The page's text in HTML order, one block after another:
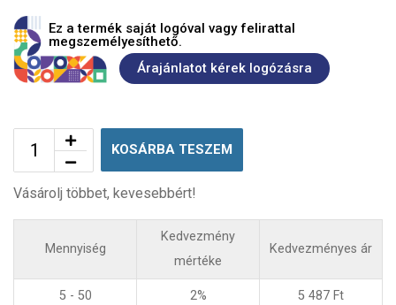
Ez a termék saját logóval vagy felirattal
megszemélyesíthető.
Árajánlatot kérek logózásra
KOSÁRBA TESZEM
Vásárolj többet, kevesebbért!
Mennyiség
Kedvezmény
mértéke
Kedvezményes ár
5 - 50 2% 5 487 Ft